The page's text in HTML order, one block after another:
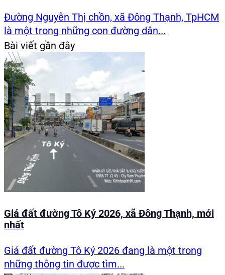
Đường Nguyễn Thị chồn, xã Đông Thạnh, TpHCM
là một trong những con đường dân...
Bài viết gần đây
Giá đất đường Tô Ký 2026, xã Đông Thạnh, mới
nhất
Giá đất đường Tô Ký 2026 đang là một trong
những thông tin được tìm...